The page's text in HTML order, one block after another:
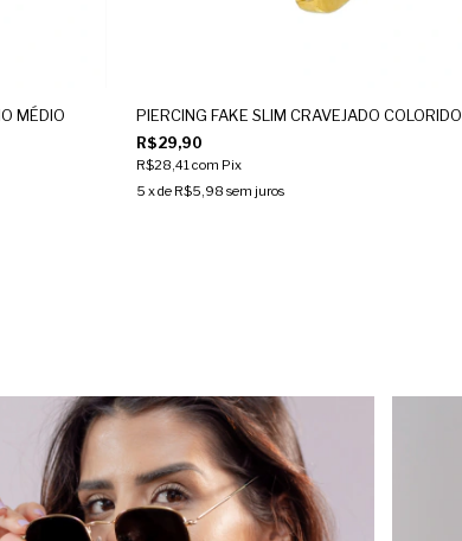
MÉDIO
PIERCING FAKE SLIM CRAVEJADO COLORIDO
R$29,90
R$28,41com Pix
5 x de R$5,98 sem juros